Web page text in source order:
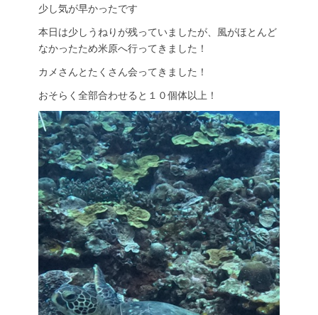
少し気が早かったです
本日は少しうねりが残っていましたが、風がほとんど
なかったため米原へ行ってきました！
カメさんとたくさん会ってきました！
おそらく全部合わせると１０個体以上！